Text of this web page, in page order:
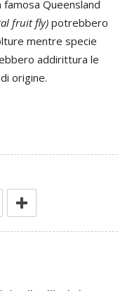
Queensland
fruit fly)potrebbero
mentre specie
addirittura le
origine.